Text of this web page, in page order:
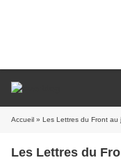
Accueil » Les Lettres du Front au
Les Lettres du